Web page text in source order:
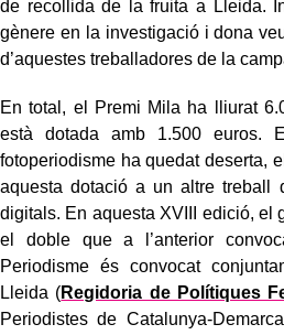
de recollida de la fruita a Lleida.
gènere en la investigació i dona
d’aquestes treballadores de la
En total, el Premi Mila ha lliurat
està dotada amb 1.500 euros.
fotoperiodisme ha quedat deserta,
aquesta dotació a un altre treball
digitals. En aquesta XVIII edició, el
el doble que a l’anterior
Periodisme és convocat
Lleida (Regidoria de Polítiques
Periodistes de Catalunya-